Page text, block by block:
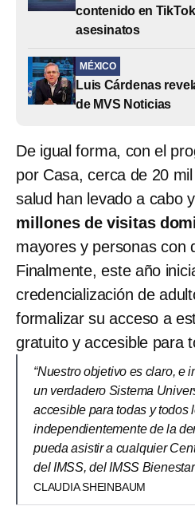
contenido en
asesinatos
MÉXICO
Luis Cárdenas
de MVS Noticias
De igual forma, con el
por Casa, cerca de 20
salud han levado a cabo
millones de visitas
mayores y personas con
Finalmente, este año
credencialización de
formalizar su acceso a
gratuito y accesible para
“Nuestro objetivo es claro, e
un verdadero Sistema
accesible para todas y todos
independientemente de la
pueda asistir a cualquier
del IMSS, del IMSS
CLAUDIA SHEINBAUM